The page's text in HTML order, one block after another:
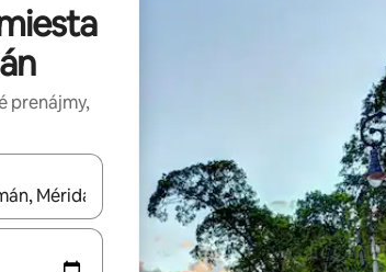
prenájmy,
si ich prechádzať pomocou klávesov so šípkami